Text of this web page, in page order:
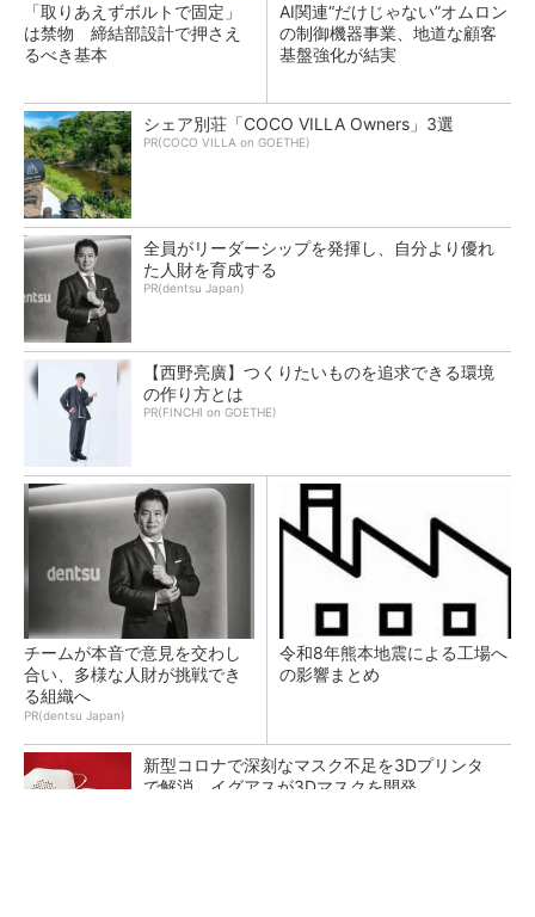
「取りあえずボルトで固定」
は禁物 締結部設計で押さえ
るべき基本
AI関連“だけじゃない”オムロン
の制御機器事業、地道な顧客
基盤強化が結実
シェア別荘「COCO VILLA Owners」3選
PR(COCO VILLA on GOETHE)
全員がリーダーシップを発揮し、自分より優れ
た人財を育成する
PR(dentsu Japan)
【西野亮廣】つくりたいものを追求できる環境
の作り方とは
PR(FINCHI on GOETHE)
チームが本音で意見を交わし
合い、多様な人財が挑戦でき
る組織へ
PR(dentsu Japan)
令和8年熊本地震による工場へ
の影響まとめ
新型コロナで深刻なマスク不足を3Dプリンタ
で解消、イグアスが3Dマスクを開発